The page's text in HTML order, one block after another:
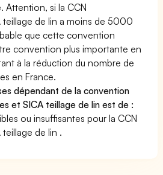
si la CCN
teillage de lin a moins de 5000
que cette convention
convention plus importante en
à la réduction du nombre de
en France.
dépendant de la convention
et SICA teillage de lin est de :
ou insuffisantes pour la CCN
de lin .